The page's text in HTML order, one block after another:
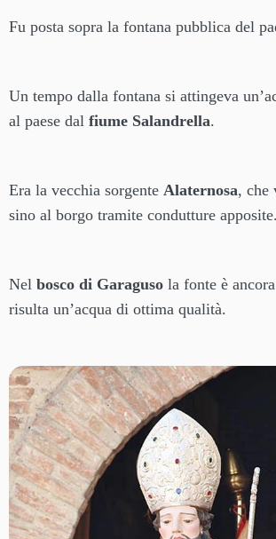
Fu posta sopra la fontana pubblica del
Un tempo dalla fontana si attingeva
al paese dal fiume Salandrella.
Era la vecchia sorgente Alaternosa, che
sino al borgo tramite condutture apposite.
Nel bosco di Garaguso la fonte è
risulta un’acqua di ottima qualità.